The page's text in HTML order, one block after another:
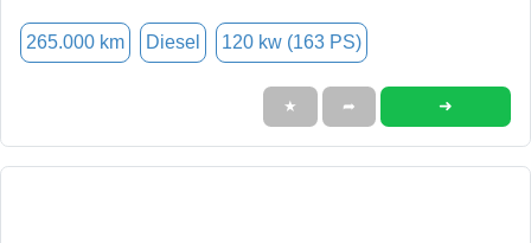
265.000 km Diesel 120 kw (163 PS)
★ ➦ ➜